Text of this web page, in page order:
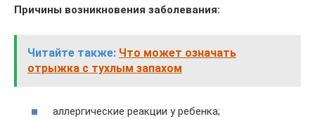
Причины возникновения заболевания:
Читайте также: Что может означать
отрыжка с тухлым запахом
аллергические реакции у ребенка;